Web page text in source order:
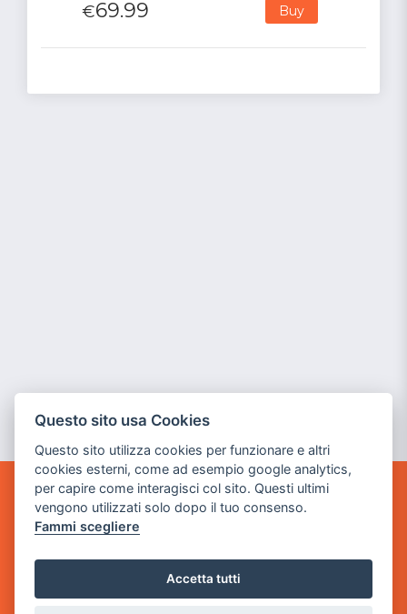
€69.99 Buy
GAME WARP
BY POWER GAME SRL
Sede Legale
via Villaggio dei Platani, 3
- 25014 Castenedolo, Brescia
Questo sito usa Cookies
Questo sito utilizza cookies per funzionare e altri
cookies esterni, come ad esempio google analytics,
per capire come interagisci col sito. Questi ultimi
vengono utilizzati solo dopo il tuo consenso.
Fammi scegliere
Accetta tutti